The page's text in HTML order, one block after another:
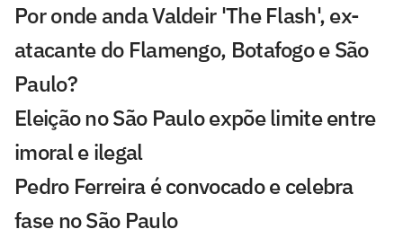
Por onde anda Valdeir 'The Flash', ex-
atacante do Flamengo, Botafogo e São
Paulo?
Eleição no São Paulo expõe limite entre
imoral e ilegal
Pedro Ferreira é convocado e celebra
fase no São Paulo